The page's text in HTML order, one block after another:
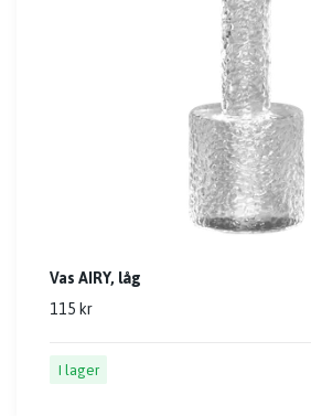
Vas AIRY, låg
115 kr
I lager